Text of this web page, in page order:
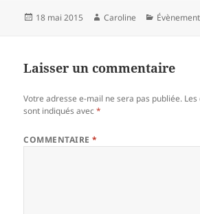
Publié
18 mai 2015 Auteur
Caroline Catégories
Laisser un commentaire
Votre adresse e-mail ne sera pas publiée.
sont indiqués avec*
COMMENTAIRE*